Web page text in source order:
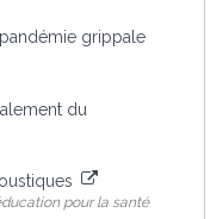
grippale
du
pour la santé